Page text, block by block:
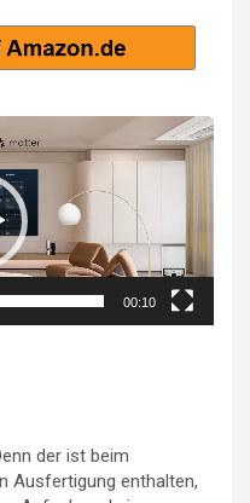
00:10
der ist beim
Ausfertigung enthalten,